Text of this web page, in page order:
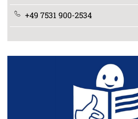
+49 7531 900-2534